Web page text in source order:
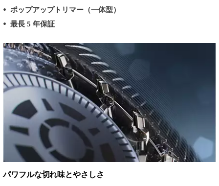
ポップアップトリマー（一体型）
最長 5 年保証
パワフルな切れ味とやさしさ